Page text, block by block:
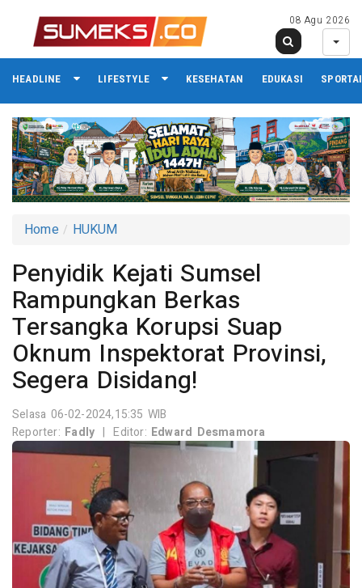
08 Agu 2026
HEADLINE LIFESTYLE KESEHATAN EDUKASI
Home HUKUM
Penyidik Kejati Sumsel
Rampungkan Berkas
Tersangka Korupsi Suap
Oknum Inspektorat Provinsi,
Segera Disidang!
Selasa 06-02-2024,15:35 WIB
Reporter: Fadly | Editor: Edward Desmamora